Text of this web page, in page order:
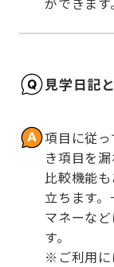
見学日記
項目に従
き項目を
比較機能
立ちます
マネーな
す。
※ご利用に